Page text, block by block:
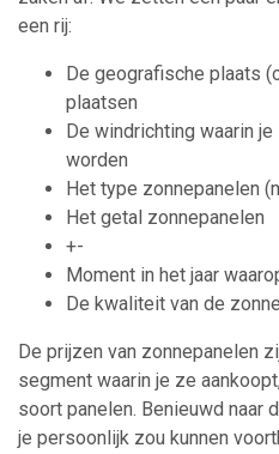
een rij:
De geografische plaats
plaatsen
De windrichting waarin
worden
Het type zonnepanelen
Het getal zonnepanelen
+-
Moment in het jaar
De kwaliteit van de
De prijzen van zonnepanelen
segment waarin je ze
soort panelen. Benieuwd naar
je persoonlijk zou kunnen